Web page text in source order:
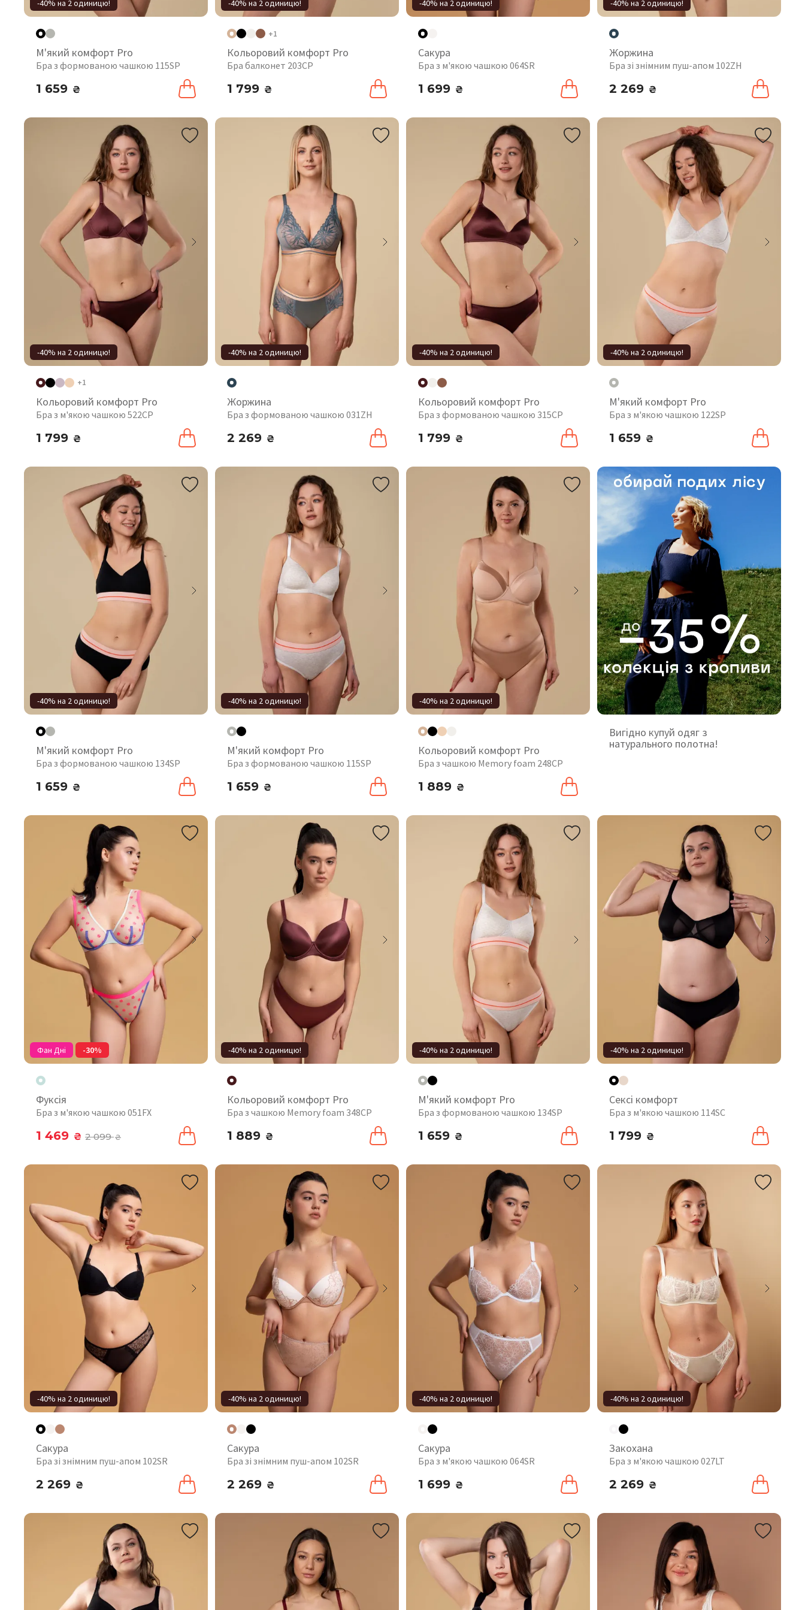
-40% на 2 одиницю!
М'який комфорт Pro
Бра з формованою чашкою 115SP
1 659 ₴
-40% на 2 одиницю!
+1
Кольоровий комфорт Pro
Бра балконет 203CP
1 799 ₴
-40% на 2 одиницю!
Сакура
Бра з м'якою чашкою 064SR
1 699 ₴
-40% на 2 одиницю!
Жоржина
Бра зі знімним пуш-апом 102ZH
2 269 ₴
-40% на 2 одиницю!
+1
Кольоровий комфорт Pro
Бра з м'якою чашкою 522CP
1 799 ₴
-40% на 2 одиницю!
Жоржина
Бра з формованою чашкою 031ZH
2 269 ₴
-40% на 2 одиницю!
Кольоровий комфорт Pro
Бра з формованою чашкою 315CP
1 799 ₴
-40% на 2 одиницю!
М'який комфорт Pro
Бра з м'якою чашкою 122SP
1 659 ₴
-40% на 2 одиницю!
М'який комфорт Pro
Бра з формованою чашкою 134SP
1 659 ₴
-40% на 2 одиницю!
М'який комфорт Pro
Бра з формованою чашкою 115SP
1 659 ₴
-40% на 2 одиницю!
Кольоровий комфорт Pro
Бра з чашкою Memory foam 248CP
1 889 ₴
Вигідно купуй одяг з
натурального полотна!
Фан Дні -30%
Фуксія
Бра з м'якою чашкою 051FX
1 469 ₴ 2 099₴
-40% на 2 одиницю!
Кольоровий комфорт Pro
Бра з чашкою Memory foam 348CP
1 889 ₴
-40% на 2 одиницю!
М'який комфорт Pro
Бра з формованою чашкою 134SP
1 659 ₴
-40% на 2 одиницю!
Сексі комфорт
Бра з м'якою чашкою 114SC
1 799 ₴
-40% на 2 одиницю!
Сакура
Бра зі знімним пуш-апом 102SR
2 269 ₴
-40% на 2 одиницю!
Сакура
Бра зі знімним пуш-апом 102SR
2 269 ₴
-40% на 2 одиницю!
Сакура
Бра з м'якою чашкою 064SR
1 699 ₴
-40% на 2 одиницю!
Закохана
Бра з м'якою чашкою 027LT
2 269 ₴